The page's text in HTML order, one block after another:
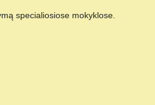
specialiosiose mokyklose.